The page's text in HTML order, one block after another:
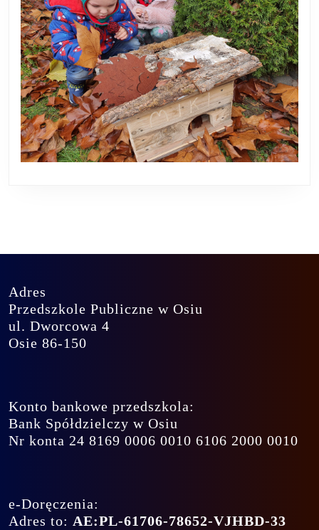
Adres
Przedszkole Publiczne w Osiu
ul. Dworcowa 4
Osie 86-150
Konto bankowe przedszkola:
Bank Spółdzielczy w Osiu
Nr konta 24 8169 0006 0010 6106 2000 0010
e-Doręczenia:
Adres to: AE:PL-61706-78652-VJHBD-33